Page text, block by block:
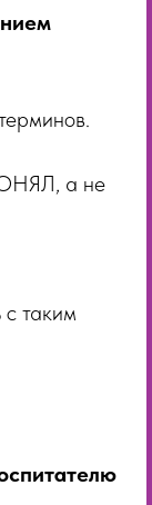
а не
таким